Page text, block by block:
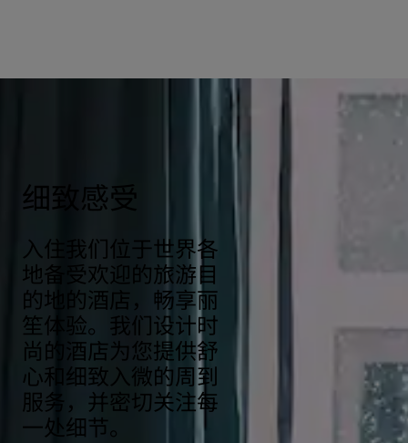
细致感受
入住我们位于世界各
地备受欢迎的旅游目
的地的酒店，畅享丽
笙体验。我们设计时
尚的酒店为您提供舒
心和细致入微的周到
服务，并密切关注每
一处细节。